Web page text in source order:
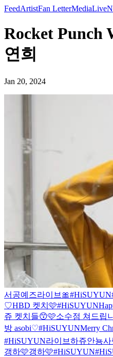
FeedArtistFan LetterMediaLive
Rocket Punch
연희
Jan 20, 2024
서공예즈라이브🎀#HiSUYUN
♡HBD 켓치🩷#HiSUYUN
쥬 켓치들😙🩷소수점 쳐드립
방 asobi♡#HiSUYUNMerry
#HiSUYUN라이브하쥬안뇽사
갱하🩷갱하🩷#HiSUYUN